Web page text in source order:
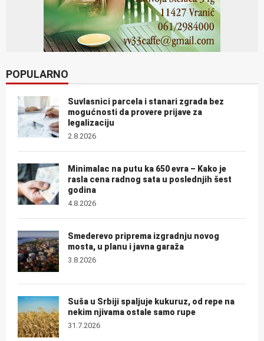
POPULARNO
Suvlasnici parcela i stanari zgrada bez
mogućnosti da provere prijave za
legalizaciju
2.8.2026
Minimalac na putu ka 650 evra – Kako je
rasla cena radnog sata u poslednjih šest
godina
4.8.2026
Smederevo priprema izgradnju novog
mosta, u planu i javna garaža
3.8.2026
Suša u Srbiji spaljuje kukuruz, od repe na
nekim njivama ostale samo rupe
31.7.2026